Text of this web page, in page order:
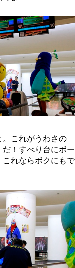
これがうわさの
だ！すべり台にボー
これならボクにもで